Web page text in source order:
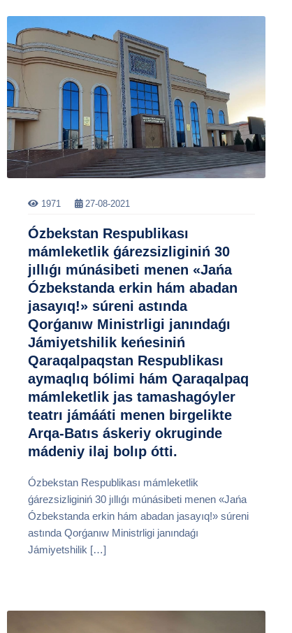
1971 27-08-2021
Ózbekstan Respublikası
mámleketlik ǵárezsizliginiń 30
jıllıǵı múnásibeti menen «Jańa
Ózbekstanda erkin hám abadan
jasayıq!» súreni astında
Qorǵanıw Ministrligi janındaǵı
Jámiyetshilik keńesiniń
Qaraqalpaqstan Respublikası
aymaqlıq bólimi hám Qaraqalpaq
mámleketlik jas tamashagóyler
teatrı jámááti menen birgelikte
Arqa-Batıs áskeriy okruginde
mádeniy ilaj bolıp ótti.
Ózbekstan Respublikası mámleketlik
ǵárezsizliginiń 30 jıllıǵı múnásibeti menen «Jańa
Ózbekstanda erkin hám abadan jasayıq!» súreni
astında Qorǵanıw Ministrligi janındaǵı
Jámiyetshilik […]